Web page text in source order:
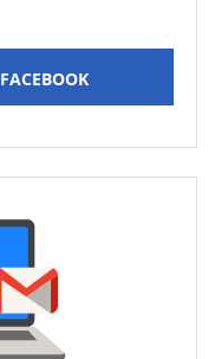
FACEBOOK